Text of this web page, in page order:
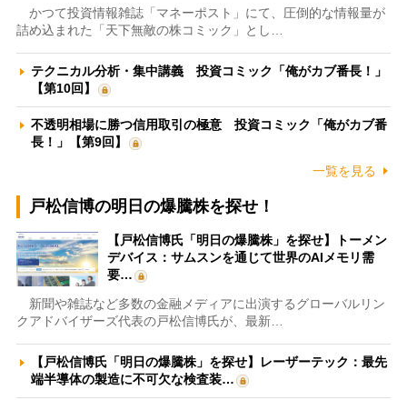
かつて投資情報雑誌「マネーポスト」にて、圧倒的な情報量が
詰め込まれた「天下無敵の株コミック」とし…
テクニカル分析・集中講義 投資コミック「俺がカブ番長！」
【第10回】
不透明相場に勝つ信用取引の極意 投資コミック「俺がカブ番
長！」【第9回】
一覧を見る
戸松信博の明日の爆騰株を探せ！
【戸松信博氏「明日の爆騰株」を探せ】トーメン
デバイス：サムスンを通じて世界のAIメモリ需
要…
新聞や雑誌など多数の金融メディアに出演するグローバルリン
クアドバイザーズ代表の戸松信博氏が、最新…
【戸松信博氏「明日の爆騰株」を探せ】レーザーテック：最先
端半導体の製造に不可欠な検査装…